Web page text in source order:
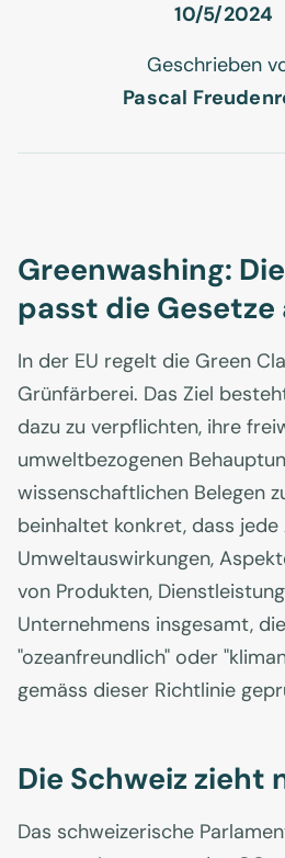
10/5/2024
Geschrieben
Pascal
Greenwashing:
passt die Gesetze
In der EU regelt die Green
Grünfärberei. Das Ziel
dazu zu verpflichten, ihre
umweltbezogenen
wissenschaftlichen Belegen
beinhaltet konkret, dass jede
Umweltauswirkungen,
von Produkten,
Unternehmens insgesamt,
"ozeanfreundlich" oder
gemäss dieser Richtlinie
Die Schweiz zieht
Das schweizerische